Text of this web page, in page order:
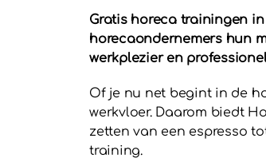
Gratis horeca trainingen
horecaondernemers hun
werkplezier en
Of je nu net begint in de
werkvloer. Daarom biedt
zetten van een espresso
training.